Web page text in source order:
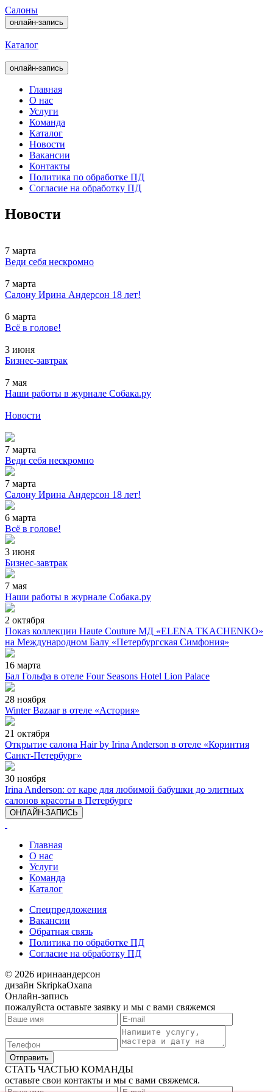
Салоны
онлайн-запись
Каталог
онлайн-запись
Главная
О нас
Услуги
Команда
Каталог
Новости
Вакансии
Контакты
Политика по обработке ПД
Согласие на обработку ПД
Новости
7 марта
Веди себя нескромно
7 марта
Салону Ирина Андерсон 18 лет!
6 марта
Всё в голове!
3 июня
Бизнес-завтрак
7 мая
Наши работы в журнале Собака.ру
Новости
7 марта
Веди себя нескромно
7 марта
Салону Ирина Андерсон 18 лет!
6 марта
Всё в голове!
3 июня
Бизнес-завтрак
7 мая
Наши работы в журнале Собака.ру
2 октября
Показ коллекции Haute Couture МД «ELENA TKACHENKO»
на Международном Балу «Петербургская Симфония»
16 марта
Бал Гольфа в отеле Four Seasons Hotel Lion Palace
28 ноября
Winter Bazaar в отеле «Астория»
21 октября
Открытие салона Hair by Irina Anderson в отеле «Коринтия
Санкт-Петербург»
30 ноября
Irina Anderson: от каре для любимой бабушки до элитных
салонов красоты в Петербурге
ОНЛАЙН-ЗАПИСЬ
Главная
О нас
Услуги
Команда
Каталог
Спецпредложения
Вакансии
Обратная связь
Политика по обработке ПД
Согласие на обработку ПД
© 2026 иринаандерсон
дизайн SkripkaOxana
Онлайн-запись
пожалуйста оставьте заявку и мы с вами свяжемся
Отправить
СТАТЬ ЧАСТЬЮ КОМАНДЫ
оставьте свои контакты и мы с вами свяжемся.